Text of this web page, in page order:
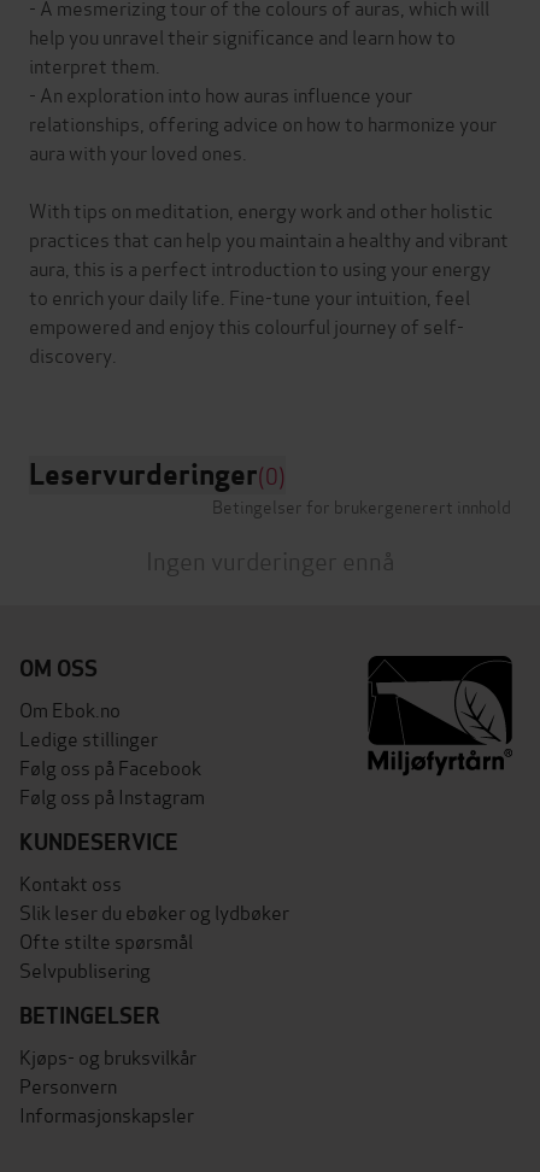
- A mesmerizing tour of the colours of auras, which will
help you unravel their significance and learn how to
interpret them.
- An exploration into how auras influence your
relationships, offering advice on how to harmonize your
aura with your loved ones.
With tips on meditation, energy work and other holistic
practices that can help you maintain a healthy and vibrant
aura, this is a perfect introduction to using your energy
to enrich your daily life. Fine-tune your intuition, feel
empowered and enjoy this colourful journey of self-
discovery.
Leservurderinger(0)
Betingelser for brukergenerert innhold
Ingen vurderinger ennå
OM OSS
Om Ebok.no
Ledige stillinger
Følg oss på Facebook
Følg oss på Instagram
KUNDESERVICE
Kontakt oss
Slik leser du ebøker og lydbøker
Ofte stilte spørsmål
Selvpublisering
BETINGELSER
Kjøps- og bruksvilkår
Personvern
Informasjonskapsler